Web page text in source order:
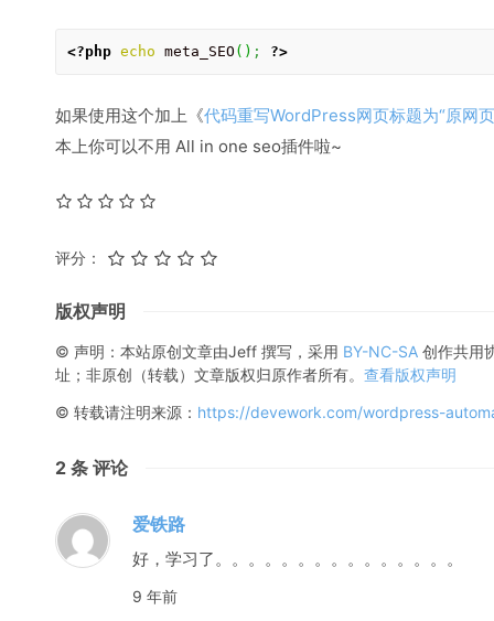
<?php echo meta_SEO ( ) ; ?>
如果使用这个加上《代码重写WordPress网页标题为“原网
本上你可以不用 All in one seo插件啦~
评分：
版权声明
© 声明：本站原创文章由Jeff 撰写，采用 BY-NC-SA 创作共用
址；非原创（转载）文章版权归原作者所有。 查看版权声明
© 转载请注明来源： https://devework.com/wordpress-
2 条 评论
爱铁路
好，学习了。。。。。。。。。。。。。。。
9 年前